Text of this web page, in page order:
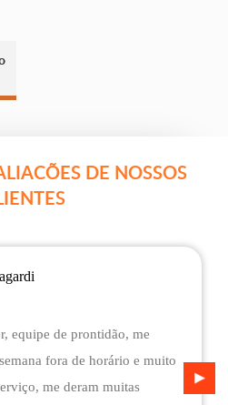
DE NOSSOS
equipe de prontidão, me
fora de horário e muito
me deram muitas